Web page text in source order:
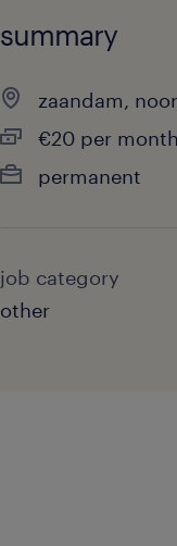
summary
zaandam,
€20 per month
permanent
job category
other